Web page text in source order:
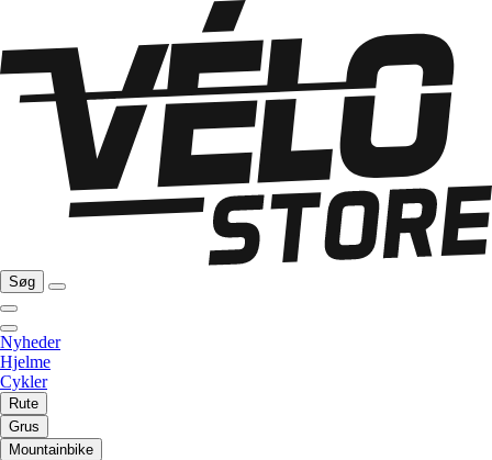
Søg
Nyheder
Hjelme
Cykler
Rute
Grus
Mountainbike